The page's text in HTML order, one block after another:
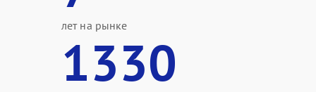
лет на рынке
1330